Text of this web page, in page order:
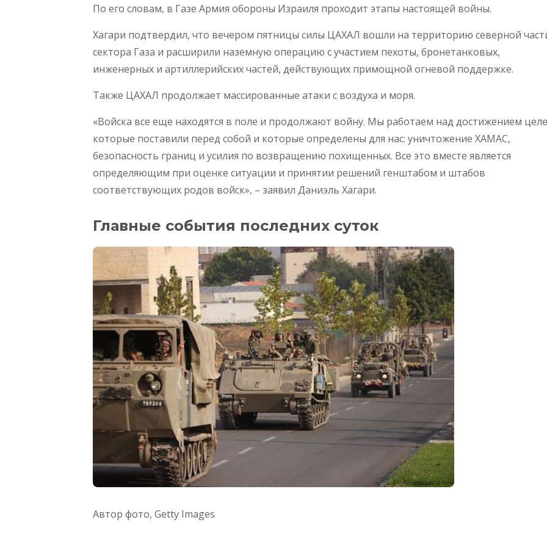
По его словам, в Газе Армия обороны Израиля проходит этапы настоящей войны.
Хагари подтвердил, что вечером пятницы силы ЦАХАЛ вошли на территорию северной
сектора Газа и расширили наземную операцию с участием пехоты, бронетанковых,
инженерных и артиллерийских частей, действующих примощной огневой поддержке.
Также ЦАХАЛ продолжает массированные атаки с воздуха и моря.
«Войска все еще находятся в поле и продолжают войну. Мы работаем над достижением
которые поставили перед собой и которые определены для нас: уничтожение ХАМАС,
безопасность границ и усилия по возвращению похищенных. Все это вместе является
определяющим при оценке ситуации и принятии решений генштабом и штабов
соответствующих родов войск», – заявил Даниэль Хагари.
Главные события последних суток
Автор фото, Getty Images